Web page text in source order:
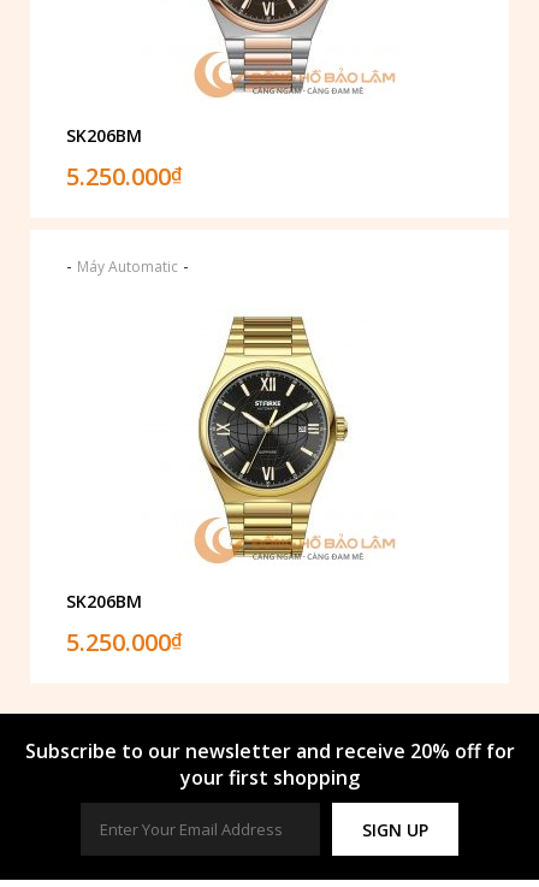
SK206BM
5.250.000₫
- Máy Automatic -
SK206BM
5.250.000₫
Subscribe to our newsletter and receive 20% off for
your first shopping
SIGN UP